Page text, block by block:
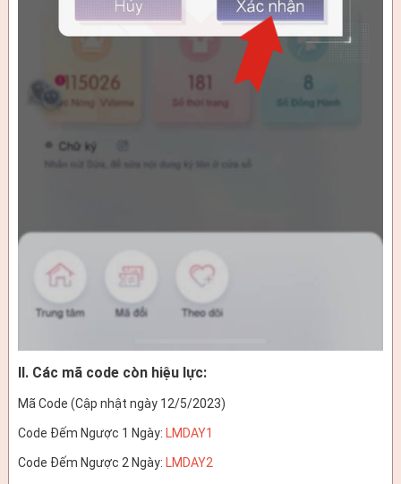
II. Các mã code còn hiệu lực:
Mã Code (Cập nhật ngày 12/5/2023)
Code Đếm Ngược 1 Ngày: LMDAY1
Code Đếm Ngược 2 Ngày: LMDAY2